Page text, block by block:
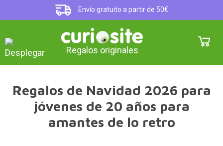
Envío gratuito a partir de 50€
Regalos originales
Regalos de Navidad 2026 para
jóvenes de 20 años para
amantes de lo retro